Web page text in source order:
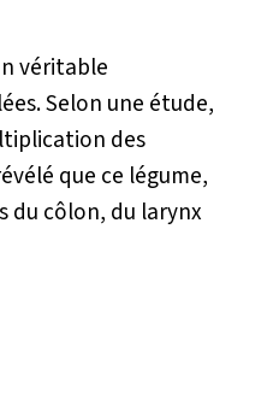
véritable
Selon une étude,
des
que ce légume,
du côlon, du larynx